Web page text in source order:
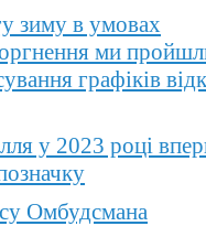
зиму в умовах
ми
графіків
у 2023 році
Омбудсмана